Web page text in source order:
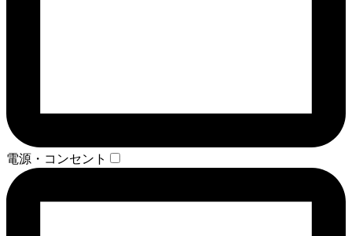
電源・コンセント